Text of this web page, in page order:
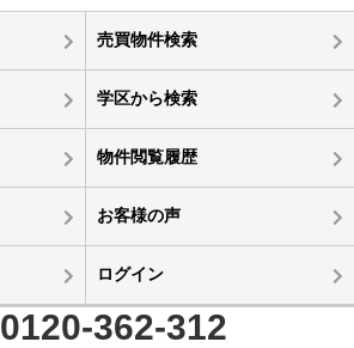
売買物件検索
学区から検索
物件閲覧履歴
お客様の声
ログイン
0120-362-312